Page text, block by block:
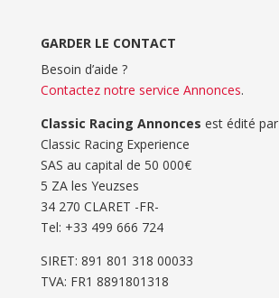
GARDER LE CONTACT
Besoin d’aide ?
Contactez notre service Annonces.
Classic Racing Annonces est édité par
Classic Racing Experience
SAS au capital de 50 000€
5 ZA les Yeuzses
34 270 CLARET -FR-
Tel: ‭+33 499 666 724‬
SIRET: 891 801 318 00033
TVA: FR1 8891801318